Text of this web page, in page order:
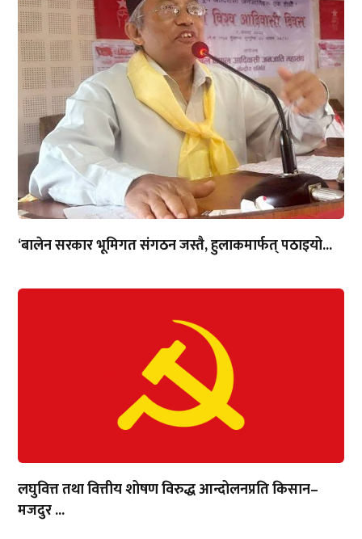
‘बालेन सरकार भूमिगत संगठन जस्तै, हुलाकमार्फत् पठाइयो...
लघुवित्त तथा वित्तीय शोषण विरुद्ध आन्दोलनप्रति किसान–
मजदुर ...